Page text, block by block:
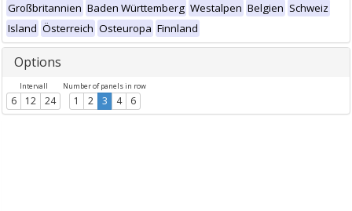
Großbritannien Baden Württemberg Westalpen Belgien Schweiz
Island Österreich Osteuropa Finnland
Options
Intervall
6 12 24
Number of panels in row
1 2 3 4 6